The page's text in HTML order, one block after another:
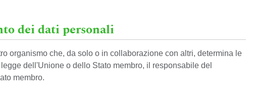
dei dati personali
organismo che, da solo o in collaborazione con altri, determina le
dell'Unione o dello Stato membro, il responsabile del
membro.